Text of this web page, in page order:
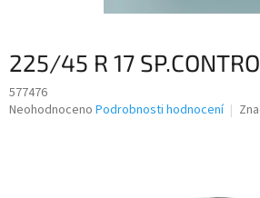
225/45 R 17
577476
Průměrné
Neohodnoceno Podrobnosti hodnocení